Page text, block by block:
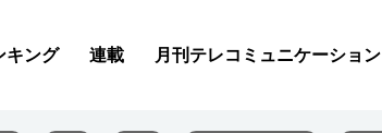
キング 連載 月刊テレコミュニケーション